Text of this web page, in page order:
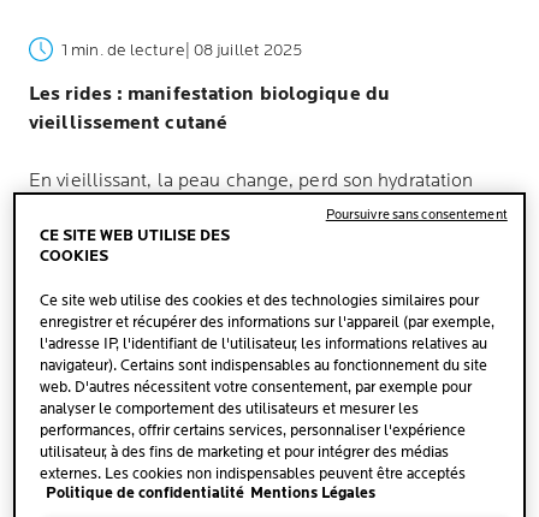
1 min. de lecture | 08 juillet 2025
Les rides : manifestation biologique du
vieillissement cutané
En vieillissant, la peau change, perd son hydratation
naturelle et sa substance fondamentale s'appauvrit. En
raison d'un manque d'hydratation et de nutriments, la
production de collagène diminue. Ce tissu de soutien
de la peau s'affaiblit, perd en tonicité et en fermeté. La
cohésion entre le derme et l'épiderme devient alors
moins forte. À la surface de la peau, des dépressions de
forment : ce sont les rides. Les rides sont l'un des
premiers signes visibles du vieillissement cutané, et
apparaissent principalement sur le visage. On observe
deux catégories :
CE SITE WEB UTILISE DES
COOKIES
Ce site web utilise des cookies et des technologies similaires pour
enregistrer et récupérer des informations sur l'appareil (par exemple,
l'adresse IP, l'identifiant de l'utilisateur, les informations relatives au
navigateur). Certains sont indispensables au fonctionnement du site
web. D'autres nécessitent votre consentement, par exemple pour
analyser le comportement des utilisateurs et mesurer les
performances, offrir certains services, personnaliser l'expérience
utilisateur, à des fins de marketing et pour intégrer des médias
externes. Les cookies non indispensables peuvent être acceptés
directement (« Accepter tous ») ou refusés (« Continuer sans
Politique de confidentialité Mentions Légales
Poursuivre sans consentement